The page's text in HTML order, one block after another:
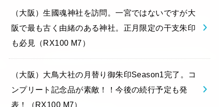
（大阪）生國魂神社を訪問。一宮ではないですが大
阪で最も古く由緒のある神社。正月限定の干支朱印
も必見（RX100 M7）
（大阪）大鳥大社の月替り御朱印Season1完了。コ
ンプリート記念品が素敵！！今後の続行予定も発
表！（RX100 M7）